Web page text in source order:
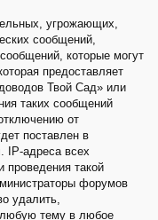
угрожающих,
сообщений,
которые могут
предоставляет
Твой Сад» или
таких сообщений
от
поставлен в
IP-адреса всех
проведения такой
форумов
удалить,
любую тему в любое